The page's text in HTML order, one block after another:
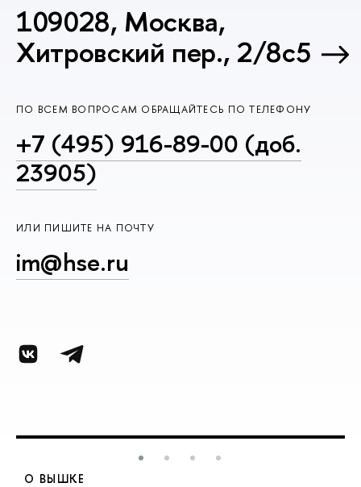
109028, Москва,
Хитровский пер., 2/8с5
ПО ВСЕМ ВОПРОСАМ ОБРАЩАЙТЕСЬ ПО ТЕЛЕФОНУ
+7 (495) 916-89-00 (доб.
23905)
ИЛИ ПИШИТЕ НА ПОЧТУ
im@hse.ru
О ВЫШКЕ